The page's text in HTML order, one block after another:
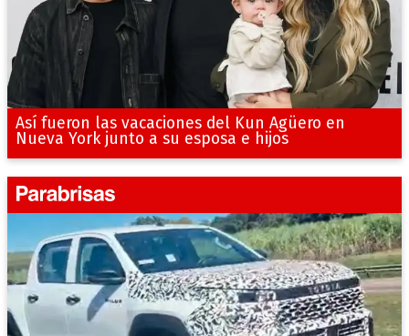
Así fueron las vacaciones del Kun Agüero en
Nueva York junto a su esposa e hijos